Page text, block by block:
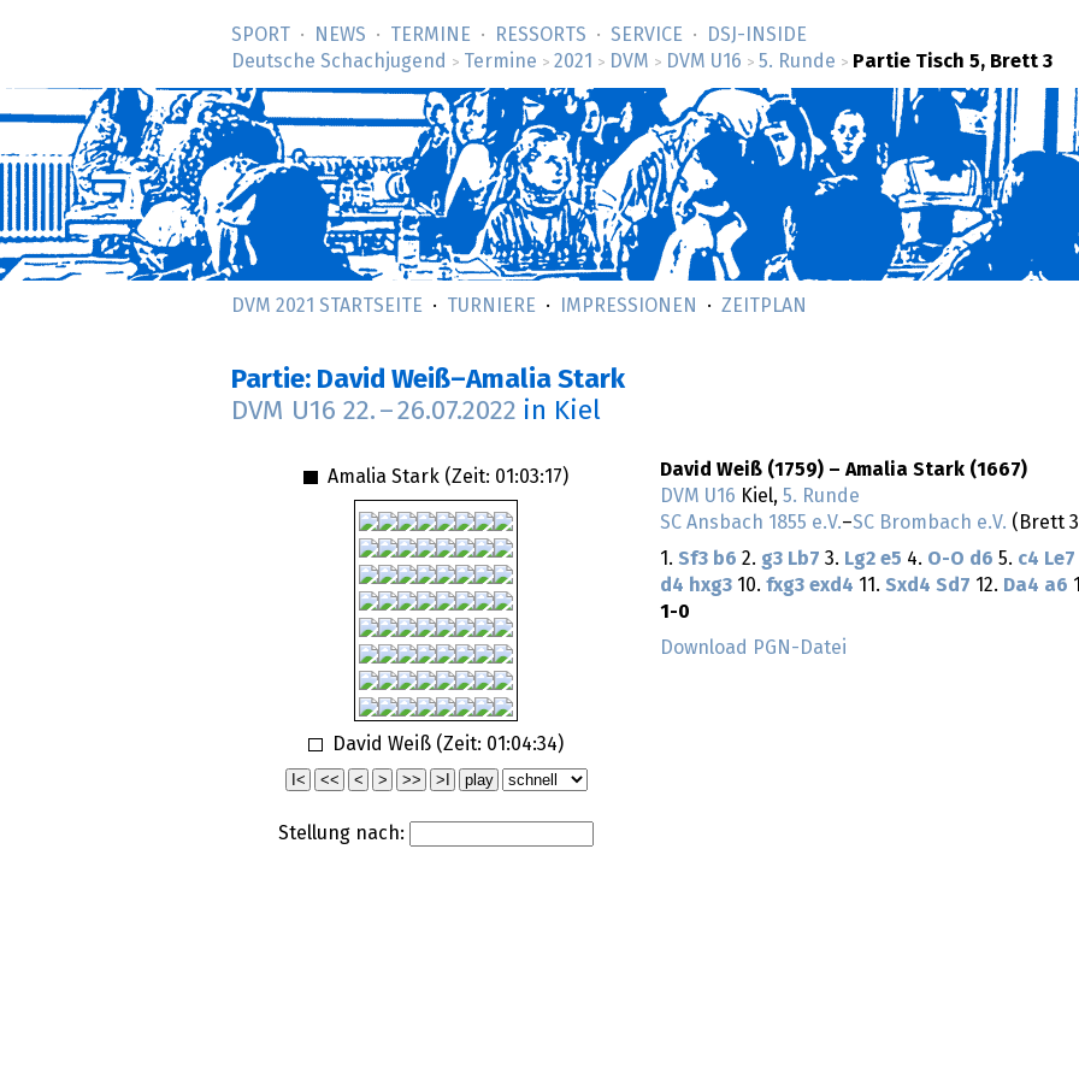
SPORT NEWS TERMINE RESSORTS SERVICE
DSJ-­INSIDE
Deutsche Schachjugend
> Termine > 2021 > DVM > DVM U16 > 5. Runde > Partie Tisch 5, Brett 3
DVM 2021 STARTSEITE TURNIERE IMPRESSIONEN ZEITPLAN
Partie: David Weiß–Amalia Stark
DVM U16 22. –26.07.2022 in Kiel
Amalia Stark (Zeit: 01:03:17)
David Weiß (Zeit: 01:04:34)
Stellung nach:
David Weiß (1759) – Amalia Stark (1667)
DVM U16 Kiel, 5. Runde
SC Ansbach 1855 e.V.–SC Brombach e.V. (Brett
1. Sf3 b6 2. g3 Lb7 3. Lg2 e5 4. O-O d6 5. c4 Le7
d4 hxg3 10. fxg3 exd4 11. Sxd4 Sd7 12. Da4 a6
1-0
Download PGN-Datei